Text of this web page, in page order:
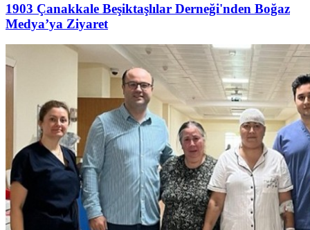
1903 Çanakkale Beşiktaşlılar Derneği'nden Boğaz
Medya’ya Ziyaret